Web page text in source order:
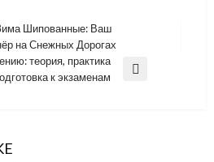
Шипованные: Ваш
на Снежных Дорогах
теория, практика
к экзаменам